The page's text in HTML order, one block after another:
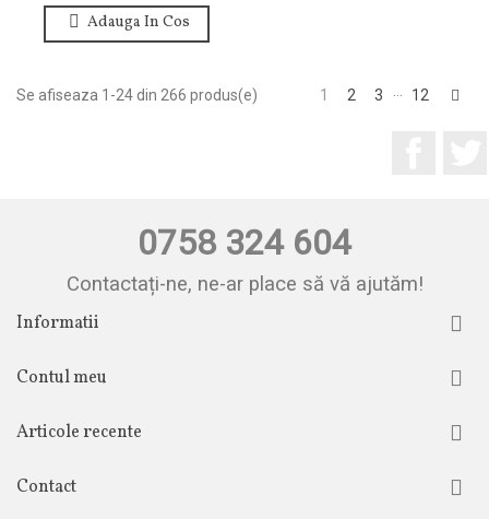
Adauga In Cos
Se afiseaza 1-24 din 266 produs(e) 1 2 3 12
0758 324 604
Contactați-ne, ne-ar place să vă ajutăm!
Informatii
Contul meu
Articole recente
Contact